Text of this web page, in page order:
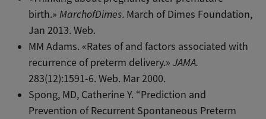
birth.»MarchofDimes. March of Dimes Foundation,
Jan 2013. Web.
MM Adams. «Rates of and factors associated with
recurrence of preterm delivery.»JAMA.
283(12):1591-6. Web. Mar 2000.
Spong, MD, Catherine Y. “Prediction and
Prevention of Recurrent Spontaneous Preterm